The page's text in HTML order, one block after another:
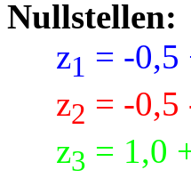
Nullstellen:
z1 = -0,5
z2 = -0,5
z3 = 1,0